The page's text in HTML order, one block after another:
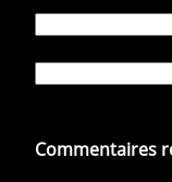
Commentaires